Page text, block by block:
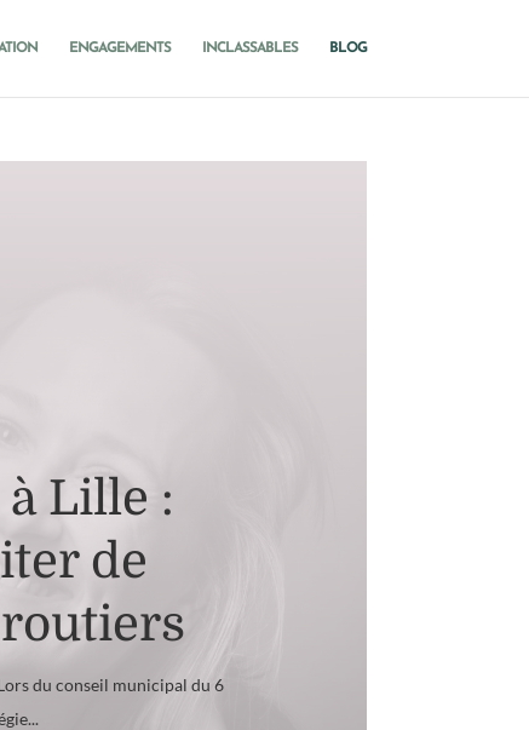
ENGAGEMENTS INCLASSABLES BLOG
à Lille :
de
du conseil municipal du 6